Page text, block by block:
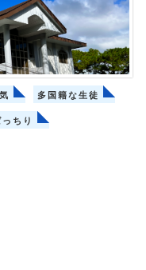
多国籍な生徒
ちり